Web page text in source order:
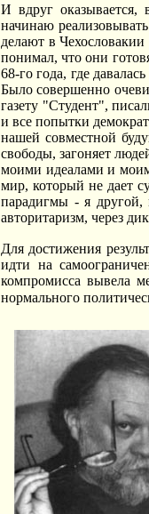
И вдруг
начинаю
делают в Чехословакии
понимал, что они
68-го года, где
Было совершенно
газету "Студент",
и все попытки
нашей совместной
свободы, загоняет
моими идеалами и
мир, который не дает
парадигмы - я другой,
авторитаризм, через
Для достижения
идти на
компромисса вывела
нормального